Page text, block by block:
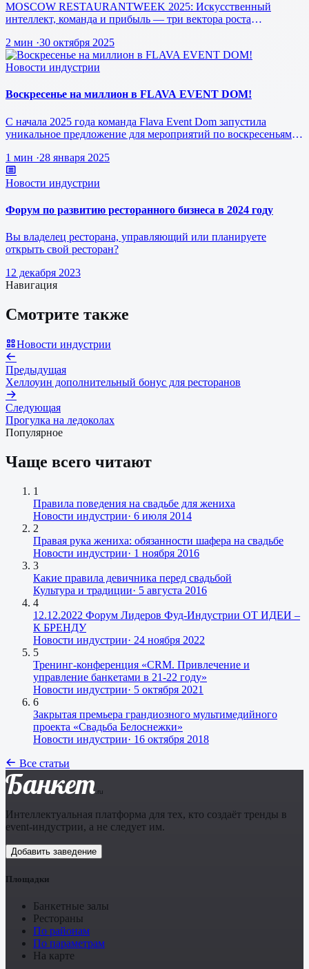
MOSCOW RESTAURANTWEEK 2025: Искусственный
интеллект, команда и прибыль — три вектора роста
2 мин ·30 октября 2025
Новости индустрии
Воскресенье на миллион в FLAVA EVENT DOM!
С начала 2025 года команда Flava Event Dom запустила
уникальное предложение для мероприятий по воскресеньям за
1 мин ·28 января 2025
Новости индустрии
Форум по развитию ресторанного бизнеса в 2024 году
Вы владелец ресторана, управляющий или планируете
открыть свой ресторан?
12 декабря 2023
Навигация
Смотрите также
Новости индустрии
Предыдущая
Хеллоуин дополнительный бонус для ресторанов
Следующая
Прогулка на ледоколах
Популярное
Чаще всего читают
1
Правила поведения на свадьбе для жениха
Новости индустрии· 6 июля 2014
2
Правая рука жениха: обязанности шафера на свадьбе
Новости индустрии· 1 ноября 2016
3
Какие правила девичника перед свадьбой
Культура и традиции· 5 августа 2016
4
12.12.2022 Форум Лидеров Фуд-Индустрии ОТ ИДЕИ –
К БРЕНДУ
Новости индустрии· 24 ноября 2022
5
Тренинг-конференция «CRM. Привлечение и
управление банкетами в 21-22 году»
Новости индустрии· 5 октября 2021
6
Закрытая премьера грандиозного мультимедийного
проекта «Свадьба Белоснежки»
Новости индустрии· 16 октября 2018
Все статьи
Банкет .ru
Интеллектуальная платформа для тех, кто создаёт тренды в
event-индустрии, а не следует им.
Добавить заведение
Площадки
Банкетные залы
Рестораны
По районам
По параметрам
На карте